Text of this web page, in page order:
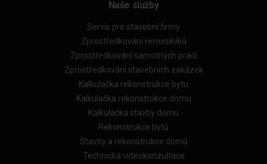
Naše služby
Servis pro stavební firmy
Zprostředkování řemeslníků
Zprostředkování samotných prací
Zprostředkování stavebních zakázek
Kalkulačka rekonstrukce bytu
Kalkulačka rekonstrukce domu
Kalkulačka stavby domu
Rekonstrukce bytů
Stavby a rekonstrukce domů
Technická videokonzultace